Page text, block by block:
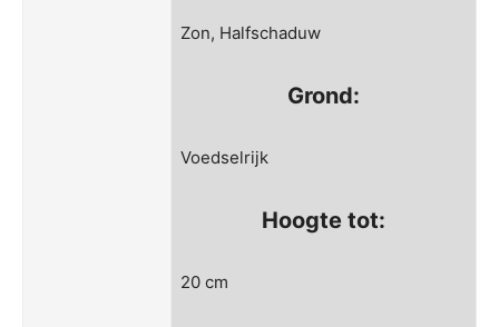
Zon, Halfschaduw
Grond:
Voedselrijk
Hoogte tot:
20 cm